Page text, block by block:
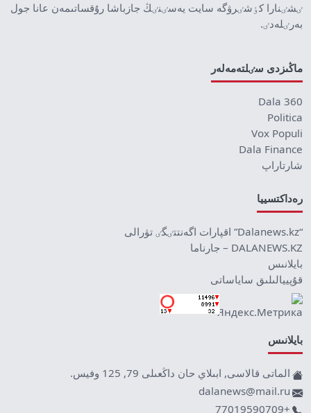
ٸشٸنارا كٶشٸرۋگە سايت يەسٸنٸڭ جازباشا رۇقساتىمەن عانا جول
بەرٸلەدٸ.
ماڭىزدى سٸلتەمەلەر
Dala 360
Politica
Vox Populi
Dala Finance
شارتاراپ
رەداكتسييا
“Dalanews.kz” اقپارات اگەنتتٸگٸ تۋرالى
DALANEWS.KZ – جارناما
بايلانىس
قۇپييالىلىق ساياساتى
بايلانىس
الماتى قالاسى, ابىلاي حان داڭعىلى 79, 125 وفيس.
dalanews@mail.ru
+77019590709